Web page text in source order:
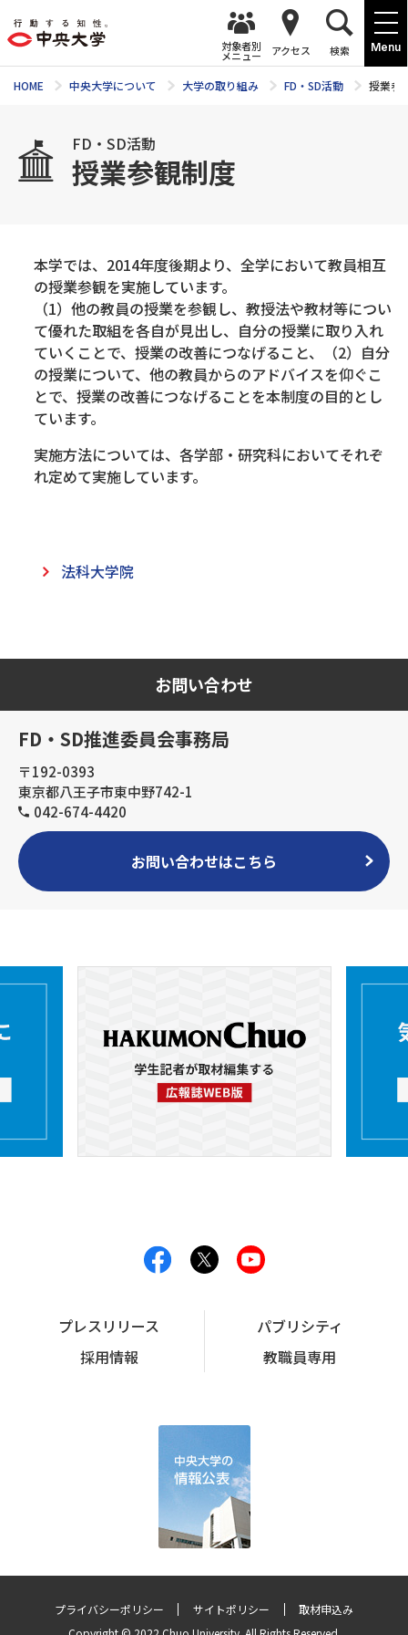
Menu
対象者別
メニュー アクセス 検索
HOME 中央大学について 大学の取り組み FD・SD活動 授業参
FD・SD活動
授業参観制度
本学では、2014年度後期より、全学において教員相互
の授業参観を実施しています。
（1）他の教員の授業を参観し、教授法や教材等につい
て優れた取組を各自が見出し、自分の授業に取り入れ
ていくことで、授業の改善につなげること、（2）自分
の授業について、他の教員からのアドバイスを仰ぐこ
とで、授業の改善につなげることを本制度の目的とし
ています。
実施方法については、各学部・研究科においてそれぞ
れ定めて実施しています。
法科大学院
お問い合わせ
FD・SD推進委員会事務局
〒192-0393
東京都八王子市東中野742-1
042-674-4420
お問い合わせはこちら
プレスリリース
パブリシティ
採用情報
教職員専用
プライバシーポリシー サイトポリシー
取材申込み